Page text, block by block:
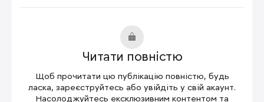
Читати повністю
Щоб прочитати цю публікацію повністю, будь
ласка, зареєструйтесь або увійдіть у свій акаунт.
Насолоджуйтесь ексклюзивним контентом та